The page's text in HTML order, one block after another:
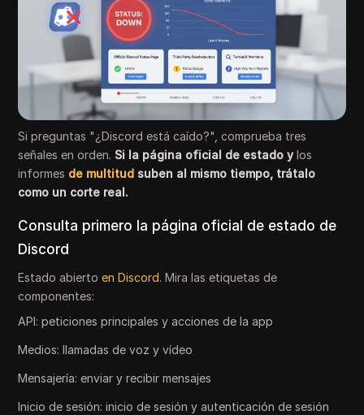
Si preguntas "¿Discord está caído?", comprueba tres
señales en orden. Si la página oficial de estado ylos
informes de multitud suben al mismo tiempo, trátalo
como un corte real.
Consulta primero la página oficial de estado de
Discord
Estado abiertoen Discord. Mira las etiquetas de
componentes:
API: peticiones principales y acciones de la app
Medios: llamadas de voz y vídeo
Mensajería: enviar y recibir mensajes
Inicio de sesión: inicio de sesión y autenticación de sesión